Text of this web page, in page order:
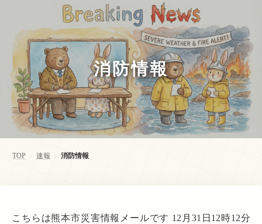
消防情報
TOP > 速報 > 消防情報
こちらは熊本市災害情報メールです 12月31日12時12分